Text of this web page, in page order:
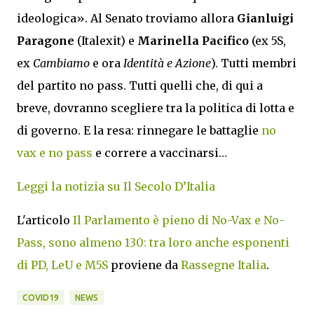
ideologica». Al Senato troviamo allora Gianluigi
Paragone (Italexit) e Marinella Pacifico (ex 5S,
ex Cambiamo e ora Identità e Azione). Tutti membri
del partito no pass. Tutti quelli che, di qui a
breve, dovranno scegliere tra la politica di lotta e
di governo. E la resa: rinnegare le battaglie no
vax e no pass e correre a vaccinarsi…
Leggi la notizia su Il Secolo D’Italia
L'articolo Il Parlamento è pieno di No-Vax e No-
Pass, sono almeno 130: tra loro anche esponenti
di PD, LeU e M5S proviene da Rassegne Italia.
COVID19 NEWS